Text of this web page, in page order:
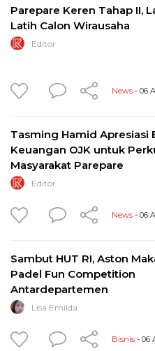
Parepare Keren Tahap II,
Latih Calon Wirausaha
Editor
News - 06
Tasming Hamid Apresiasi
Keuangan OJK untuk
Masyarakat Parepare
Editor
News - 06
Sambut HUT RI, Aston
Padel Fun Competition
Antardepartemen
Lisa Emilda
Bisnis - 06